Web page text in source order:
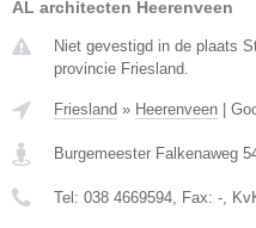
AL architecten Heerenveen
Niet gevestigd in de plaats
provincie Friesland.
Friesland » Heerenveen
Burgemeester Falkenaweg
Tel: 038 4669594, Fax: -,